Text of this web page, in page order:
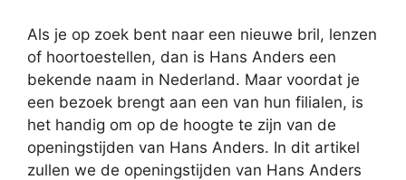
Als je op zoek bent naar een nieuwe bril, lenzen
of hoortoestellen, dan is Hans Anders een
bekende naam in Nederland. Maar voordat je
een bezoek brengt aan een van hun filialen, is
het handig om op de hoogte te zijn van de
openingstijden van Hans Anders. In dit artikel
zullen we de openingstijden van Hans Anders